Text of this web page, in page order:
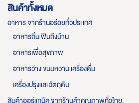
สินค้าทั้งหมด
อาหาร จากร้านอร่อยทั่วประเทศ
อาหารถิ่น ฟินถึงบ้าน
อาหารเพื่อสุขภาพ
อาหารว่าง ขนมหวาน เครื่องดื่ม
เครื่องปรุงและวัตถุดิบ
สินค้าออร์แกนิค จากร้านค้าคุณภาพทั่วไทย